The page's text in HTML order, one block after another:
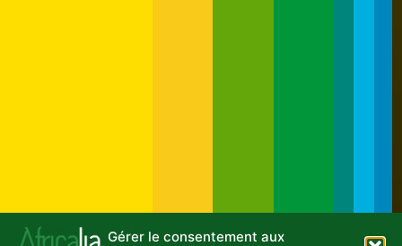
Gérer le consentement aux